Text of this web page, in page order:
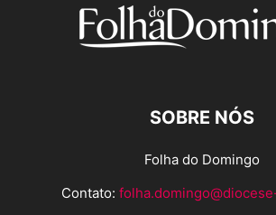
SOBRE NÓS
Folha do Domingo
Contato: